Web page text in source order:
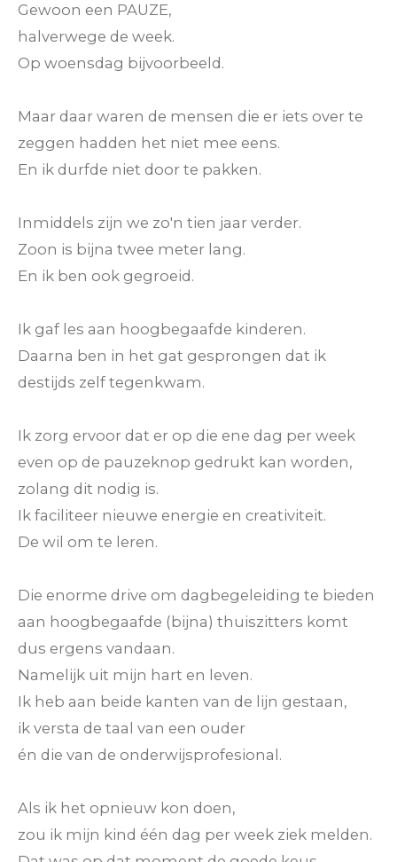
Gewoon een PAUZE,
halverwege de week.
Op woensdag bijvoorbeeld.
Maar daar waren de mensen die er iets over te
zeggen hadden het niet mee eens.
En ik durfde niet door te pakken.
Inmiddels zijn we zo'n tien jaar verder.
Zoon is bijna twee meter lang.
En ik ben ook gegroeid.
Ik gaf les aan hoogbegaafde kinderen.
Daarna ben in het gat gesprongen dat ik
destijds zelf tegenkwam.
Ik zorg ervoor dat er op die ene dag per week
even op de pauzeknop gedrukt kan worden,
zolang dit nodig is.
Ik faciliteer nieuwe energie en creativiteit.
De wil om te leren.
Die enorme drive om dagbegeleiding te bieden
aan hoogbegaafde (bijna) thuiszitters komt
dus ergens vandaan.
Namelijk uit mijn hart en leven.
Ik heb aan beide kanten van de lijn gestaan,
ik versta de taal van een ouder
én die van de onderwijsprofesional.
Als ik het opnieuw kon doen,
zou ik mijn kind één dag per week ziek melden.